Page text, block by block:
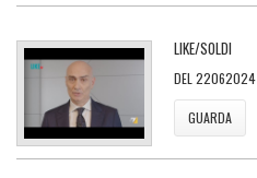
LIKE/SOLDI
DEL 22062024
GUARDA